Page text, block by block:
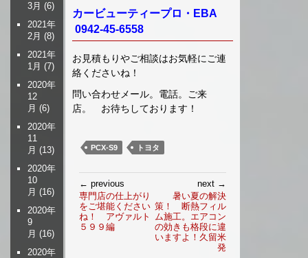
カービューティープロ・EBA
0942-45-6558
お見積もりやご相談はお気軽にご連
絡くださいね！
問い合わせメール。電話。ご来
店。 お待ちしております！
PCX-S9 トヨタ
稿
ナ
ビ
← previous
専門店の仕上がり
をご堪能ください
ね！ アヴァルト
５９９編
next →
暑い夏の解決
策！ 断熱フィル
ム施工。エアコン
の効きも格段に違
いますよ！久留米
発
3月 (6)
2021年
2月 (8)
2021年
1月 (7)
2020年
12
月 (6)
2020年
11
月 (13)
2020年
10
月 (16)
2020年
9
月 (16)
2020年